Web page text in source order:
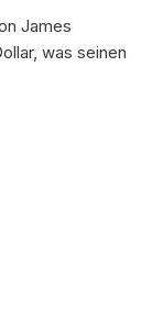
James
was seinen